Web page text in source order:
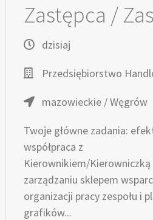
dzisiaj
mazowieckie / Węgrów
Twoje główne zadania:
współpraca z
Kierownikiem/Kierowniczką
zarządzaniu sklepem
organizacji pracy zespołu i
grafików...